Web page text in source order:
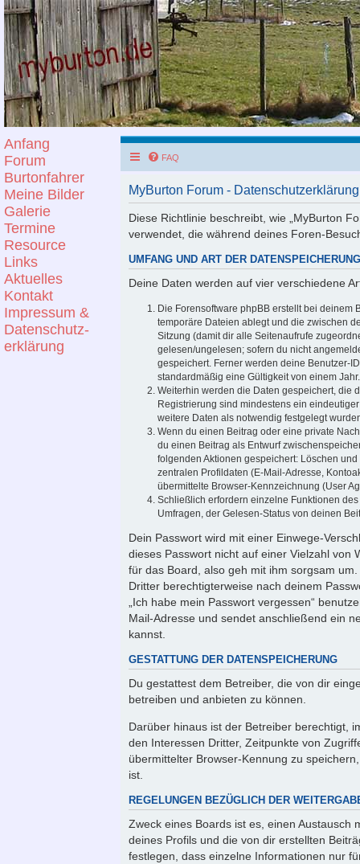
Anfang
Forum
Burtonfahrer
Meine Bilder
Galerie
Termine
Resource
Links
Aktuelles
Kontakt
Impressum &
Datenschutz-
erklärung
FAQ
MyBurton Forum - Datenschutzerklärung
Diese Richtlinie beschreibt, wie „MyBurton
verwendet, die während deines Foren-
UMFANG UND ART DER DATENSPEICHERUNG
Deine Daten werden auf vier verschiedene
Die Forensoftware phpBB erstellt bei deinem
temporäre Dateien ablegt und die zwischen
Sitzung (damit dir alle Seitenaufrufe
gelesen/ungelesen; sofern du nicht
gespeichert. Ferner werden deine Benutzer-
standardmäßig eine Gültigkeit von einem
Weiterhin werden die Daten gespeichert, die
Registrierung sind mindestens ein
weitere Daten als notwendig festgelegt
Wenn du einen Beitrag oder eine private
du einen Beitrag als Entwurf
folgenden Aktionen gespeichert: Löschen
zentralen Profildaten (E-Mail-Adresse,
übermittelte Browser-Kennzeichnung (User
Schließlich erfordern einzelne Funktionen
Umfragen, der Gelesen-Status von deinen
Dein Passwort wird mit einer Einwege-
dieses Passwort nicht auf einer Vielzahl von
für das Board, also geh mit ihm sorgsam
Dritter berechtigterweise nach deinem
„Ich habe mein Passwort vergessen“
Mail-Adresse und sendet anschließend ein
kannst.
GESTATTUNG DER DATENSPEICHERUNG
Du gestattest dem Betreiber, die von dir
betreiben und anbieten zu können.
Darüber hinaus ist der Betreiber berechtigt,
den Interessen Dritter, Zeitpunkte von
übermittelter Browser-Kennung zu
ist.
REGELUNGEN BEZÜGLICH DER
Zweck eines Boards ist es, einen Austausch
deines Profils und die von dir erstellten
festlegen, dass einzelne Informationen nur